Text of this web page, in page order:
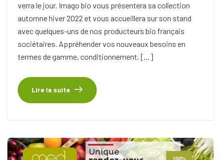
verra le jour. Imago bio vous présentera sa collection
automne hiver 2022 et vous accueillera sur son stand
avec quelques-uns de nos producteurs bio français
sociétaires. Appréhender vos nouveaux besoins en
termes de gamme, conditionnement, […]
Lire la suite